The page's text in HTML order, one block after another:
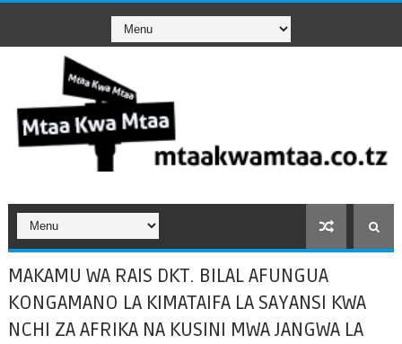
MAKAMU WA RAIS DKT. BILAL AFUNGUA
KONGAMANO LA KIMATAIFA LA SAYANSI KWA
NCHI ZA AFRIKA NA KUSINI MWA JANGWA LA